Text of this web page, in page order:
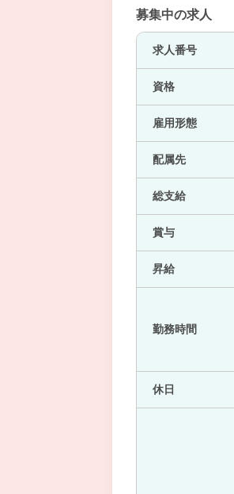
募集中の求人
求人番号
資格
雇用形態
配属先
総支給
賞与
昇給
勤務時間
休日